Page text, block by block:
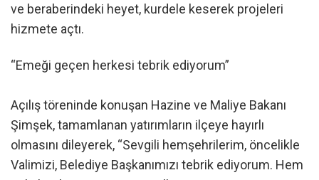
ve beraberindeki heyet, kurdele keserek projeleri
hizmete açtı.
“Emeği geçen herkesi tebrik ediyorum”
Açılış töreninde konuşan Hazine ve Maliye Bakanı
Şimşek, tamamlanan yatırımların ilçeye hayırlı
olmasını dileyerek, “Sevgili hemşehrilerim, öncelikle
Valimizi, Belediye Başkanımızı tebrik ediyorum. Hem